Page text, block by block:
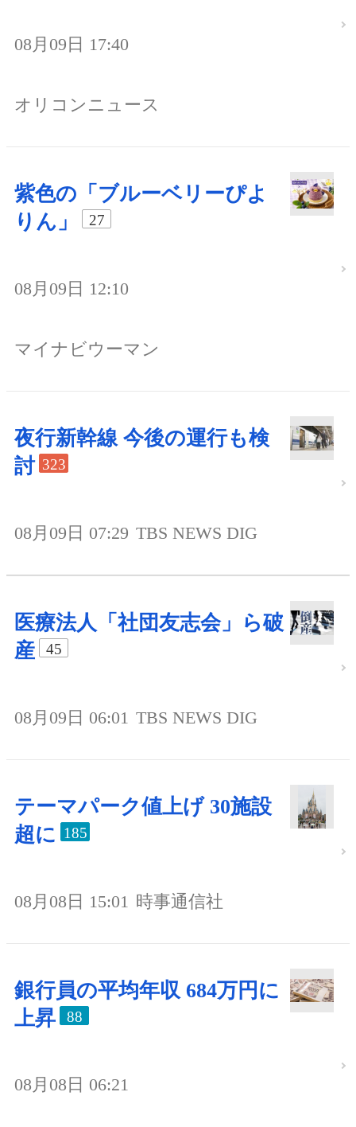
08月09日 17:40
オリコンニュース
紫色の「ブルーベリーぴよ
りん」
27
08月09日 12:10
マイナビウーマン
夜行新幹線 今後の運行も検
討 323
08月09日 07:29 TBS NEWS DIG
医療法人「社団友志会」ら破
産
45
08月09日 06:01 TBS NEWS DIG
テーマパーク値上げ 30施設
超に 185
08月08日 15:01 時事通信社
銀行員の平均年収 684万円に
上昇
88
08月08日 06:21